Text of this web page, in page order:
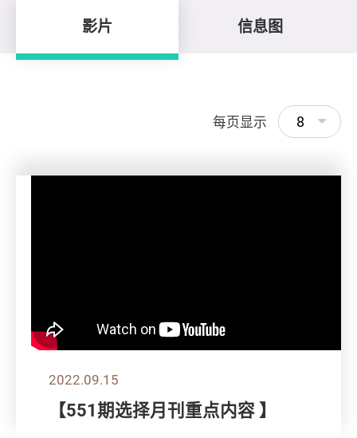
影片 信息图
每页显示 8
2022.09.15
【551期选择月刊重点内容 】